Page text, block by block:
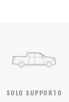
SOLO SUPPORTO